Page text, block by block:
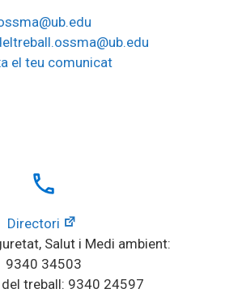
el teu comunicat
local_phone
Directori
Salut i Medi ambient:
9340 34503
treball: 9340 24597